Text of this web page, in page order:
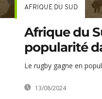
AFRIQUE DU SUD
Afrique du
popularité
Le rugby gagne en
13/08/2024